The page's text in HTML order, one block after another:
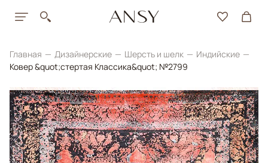
Главная Дизайнерские Шерсть и шелк
Индийские
Ковер &quot;стертая Классика&quot; №2799